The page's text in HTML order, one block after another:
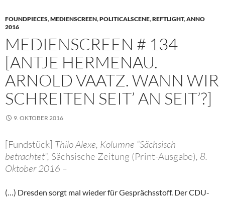
FOUNDPIECES,MEDIENSCREEN,POLITICALSCENE,REFTLIGHT,ANNO
2016
MEDIENSCREEN # 134
[ANTJE HERMENAU.
ARNOLD VAATZ. WANN WIR
SCHREITEN SEIT’ AN SEIT’?]
9. OKTOBER 2016
[Fundstück] Thilo Alexe, Kolumne “Sächsisch
betrachtet“, Sächsische Zeitung (Print-Ausgabe), 8.
Oktober 2016 –
(…) Dresden sorgt mal wieder für Gesprächsstoff. Der CDU-